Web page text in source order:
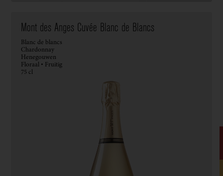
Mont des Anges Cuvée Blanc de Blancs
Blanc de blancs
Chardonnay
Henegouwen
Floraal • Fruitig
75 cl